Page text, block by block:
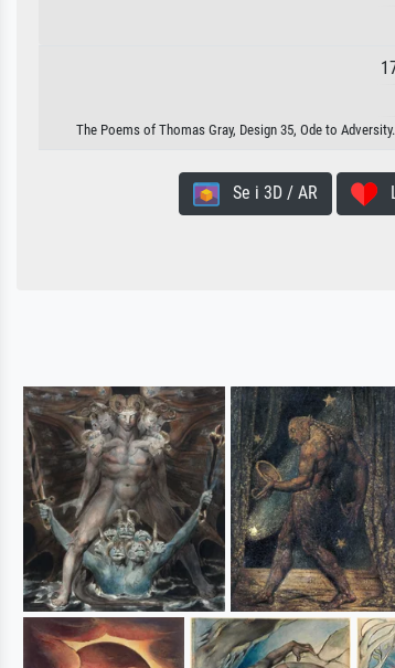
The Poems of Thomas Gray, Design 35, Ode to
Se i 3D / AR